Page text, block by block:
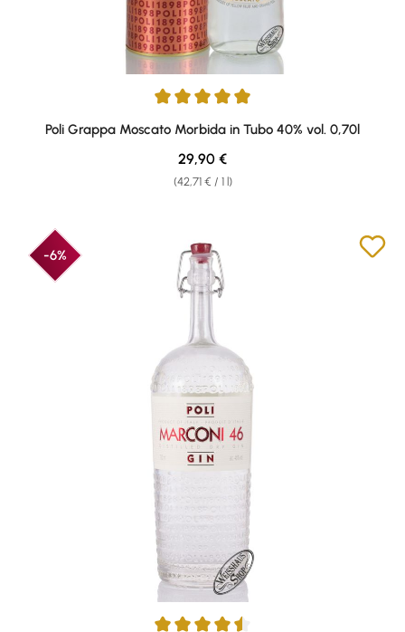
Average rating of 4.88 out of 5 stars
Poli Grappa Moscato Morbida in Tubo 40% vol. 0,70l
(42,71 € / 1 l)
Regular price:
29,90 €
-6%